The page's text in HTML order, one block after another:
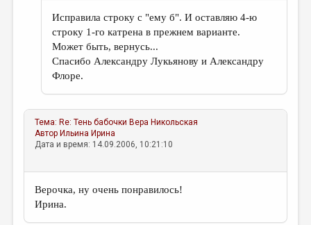
Исправила строку с "ему б". И оставляю 4-ю
строку 1-го катрена в прежнем варианте.
Может быть, вернусь...
Спасибо Александру Лукьянову и Александру
Флоре.
Тема:Re: Тень бабочки Вера Никольская
АвторИльина Ирина
Дата и время: 14.09.2006, 10:21:10
Верочка, ну очень понравилось!
Ирина.